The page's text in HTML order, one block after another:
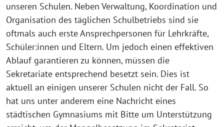
unseren Schulen. Neben Verwaltung, Koordination und
Organisation des täglichen Schulbetriebs sind sie
oftmals auch erste Ansprechpersonen für Lehrkräfte,
Schüler:innen und Eltern. Um jedoch einen effektiven
Ablauf garantieren zu können, müssen die
Sekretariate entsprechend besetzt sein. Dies ist
aktuell an einigen unserer Schulen nicht der Fall. So
hat uns unter anderem eine Nachricht eines
städtischen Gymnasiums mit Bitte um Unterstützung